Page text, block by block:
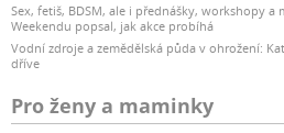
Sex, fetiš, BDSM, ale i přednášky, workshopy a
Weekendu popsal, jak akce probíhá
Vodní zdroje a zemědělská půda v ohrožení:
dříve
Pro ženy a maminky